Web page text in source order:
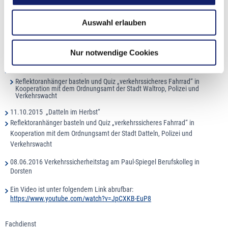
Auswahl erlauben
Nur notwendige Cookies
Schulwegplänen für die Sekundarstufe I in Kooperation mit der Polizei,
kreisangehörigen Städten und Schulen
16.06.2015 - Verkehrssicherheitstag am Berufskolleg TÜV Nord
Reflektoranhänger basteln und Quiz „verkehrssicheres Fahrrad“ in
Kooperation mit dem Ordnungsamt der Stadt Waltrop, Polizei und
Verkehrswacht
11.10.2015 „Datteln im Herbst“
Reflektoranhänger basteln und Quiz „verkehrssicheres Fahrrad“ in
Kooperation mit dem Ordnungsamt der Stadt Datteln, Polizei und
Verkehrswacht
08.06.2016 Verkehrssicherheitstag am Paul-Spiegel Berufskolleg in
Dorsten
Ein Video ist unter folgendem Link abrufbar:
https://www.youtube.com/watch?v=JpCXKB-EuP8
Fachdienst